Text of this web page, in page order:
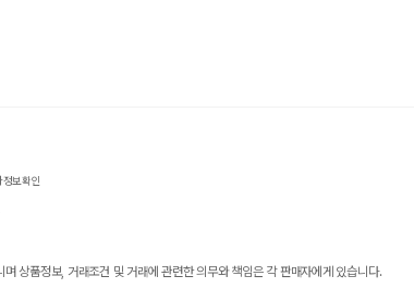
보확인
상품정보, 거래조건 및 거래에 관련한 의무와 책임은 각 판매자에게 있습니다.